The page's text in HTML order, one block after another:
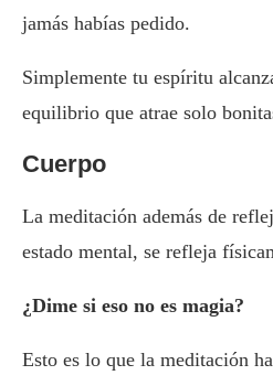
jamás habías pedido.
Simplemente tu espíritu
equilibrio que atrae solo
Cuerpo
La meditación además de
estado mental, se refleja
¿Dime si eso no es magia?
Esto es lo que la meditación